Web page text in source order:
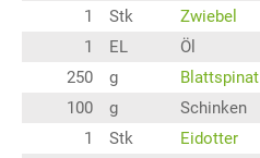
1
Stk
Zwiebel
1
EL
Öl
250
g
Blattspinat
100
g
Schinken
1
Stk
Eidotter